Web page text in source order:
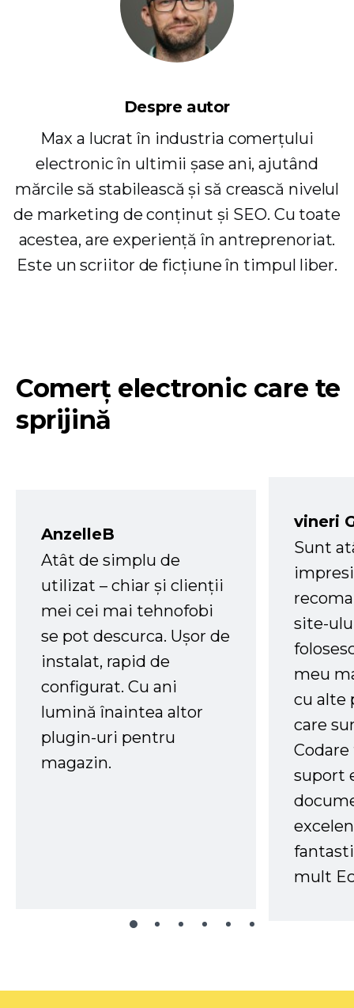
Despre autor
Max a lucrat în industria comerțului
electronic în ultimii șase ani, ajutând
mărcile să stabilească și să crească nivelul
de marketing de conținut și SEO. Cu toate
acestea, are experiență în antreprenoriat.
Este un scriitor de ficțiune în timpul liber.
Comerț electronic care te
sprijină
AnzelleB
Atât de simplu de
utilizat – chiar și clienții
mei cei mai tehnofobi
se pot descurca. Ușor de
instalat, rapid de
configurat. Cu ani
lumină înaintea altor
plugin-uri pentru
magazin.
vineri
Sunt
site-
meu
cu alte
care
suport
mult